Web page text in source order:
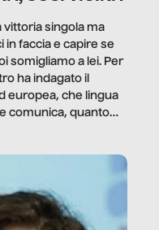
vittoria singola ma
in faccia e capire se
somigliamo a lei. Per
ha indagato il
europea, che lingua
comunica, quanto